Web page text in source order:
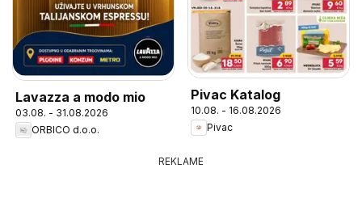
Lavazza a modo mio
03.08. - 31.08.2026
ORBICO d.o.o.
Pivac Katalog
10.08. - 16.08.2026
Pivac
REKLAME